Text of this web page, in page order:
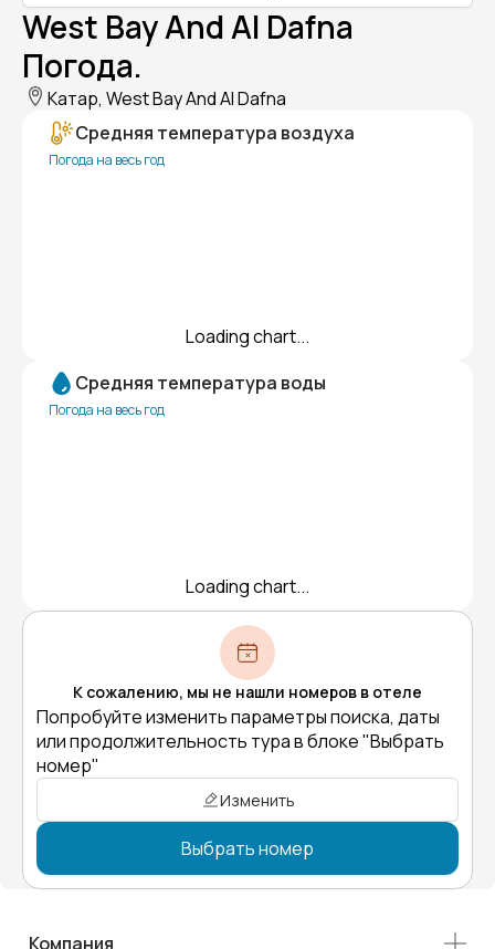
West Bay And Al Dafna
Погода.
Катар, West Bay And Al Dafna
Средняя температура воздуха
Погода на весь год
Loading chart...
Средняя температура воды
Погода на весь год
Loading chart...
К сожалению, мы не нашли номеров в отеле
Попробуйте изменить параметры поиска, даты
или продолжительность тура в блоке "Выбрать
номер"
Изменить
Выбрать номер
Компания